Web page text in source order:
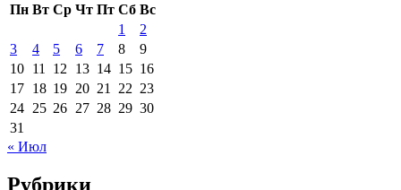
Пн Вт Ср Чт Пт Сб Вс
1
2
3
4 5 6 7 8
9
10 11 12 13 14 15 16
17 18 19 20 21 22 23
24 25 26 27 28 29 30
31
« Июл
Рубрики